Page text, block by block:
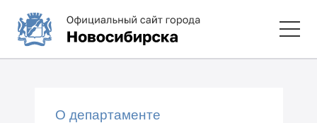
О департаменте